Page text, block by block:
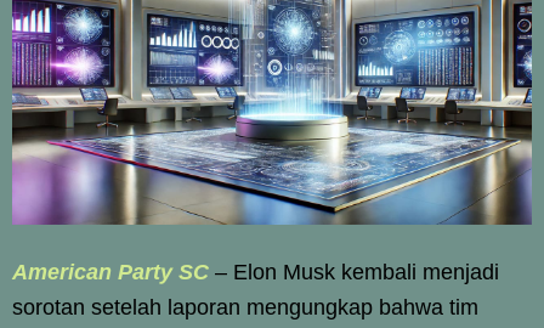
American Party SC – Elon Musk kembali menjadi
sorotan setelah laporan mengungkap bahwa tim